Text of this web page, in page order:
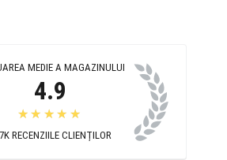
MEDIE A MAGAZINULUI
4.9
★★★★★
RECENZIILE CLIENȚILOR